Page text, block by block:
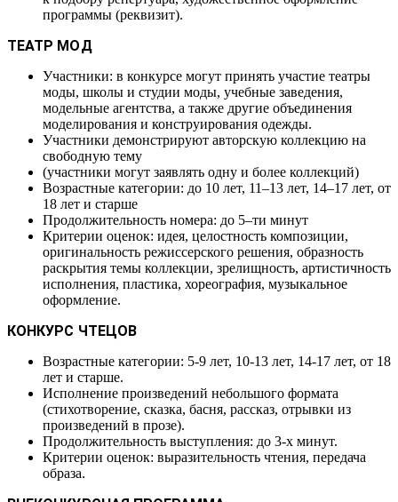
программы (реквизит).
ТЕАТР МОД
Участники: в конкурсе могут принять участие театры
моды, школы и студии моды, учебные заведения,
модельные агентства, а также другие объединения
моделирования и конструирования одежды.
Участники демонстрируют авторскую коллекцию на
свободную тему
(участники могут заявлять одну и более коллекций)
Возрастные категории: до 10 лет, 11–13 лет, 14–17 лет, от
18 лет и старше
Продолжительность номера: до 5–ти минут
Критерии оценок: идея, целостность композиции,
оригинальность режиссерского решения, образность
раскрытия темы коллекции, зрелищность, артистичность
исполнения, пластика, хореография, музыкальное
оформление.
КОНКУРС ЧТЕЦОВ
Возрастные категории: 5-9 лет, 10-13 лет, 14-17 лет, от 18
лет и старше.
Исполнение произведений небольшого формата
(стихотворение, сказка, басня, рассказ, отрывки из
произведений в прозе).
Продолжительность выступления: до 3-х минут.
Критерии оценок: выразительность чтения, передача
образа.